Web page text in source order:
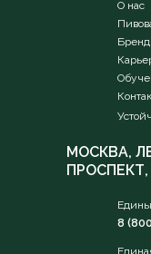
О нас
8
МОСКВА,
ПРОСПЕКТ,